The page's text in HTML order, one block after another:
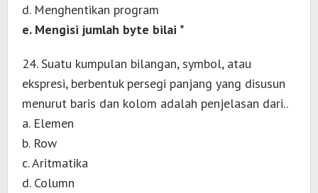
d. Menghentikan program
e. Mengisi jumlah byte bilai *
24. Suatu kumpulan bilangan, symbol, atau
ekspresi, berbentuk persegi panjang yang disusun
menurut baris dan kolom adalah penjelasan dari..
a. Elemen
b. Row
c. Aritmatika
d. Column